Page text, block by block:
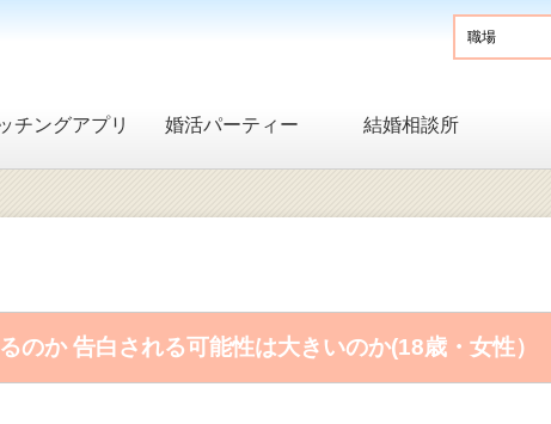
チングアプリ 婚活パーティー 結婚相談所
のか 告白される可能性は大きいのか(18歳・女性）